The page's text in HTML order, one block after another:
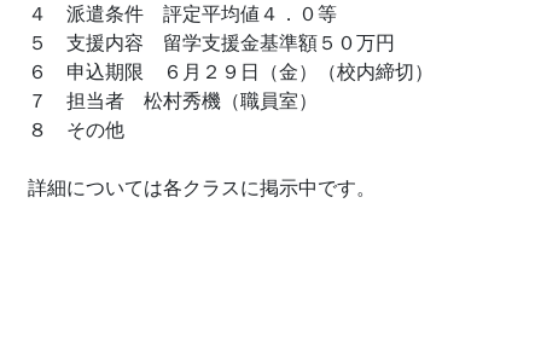
４ 派遣条件 評定平均値４．０等
５ 支援内容 留学支援金基準額５０万円
６ 申込期限 ６月２９日（金）（校内締切）
７ 担当者 松村秀機（職員室）
８ その他
詳細については各クラスに掲示中です。